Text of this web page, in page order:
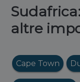
altre
Cape Town